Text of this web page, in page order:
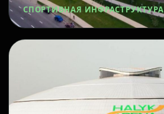
СПОРТИВНАЯ ИНФРАСТРУКТУРА